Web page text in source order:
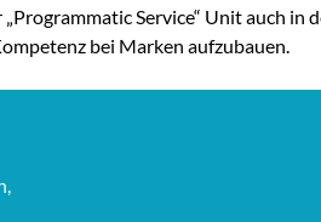
Service“ Unit auch
bei Marken aufzubauen.